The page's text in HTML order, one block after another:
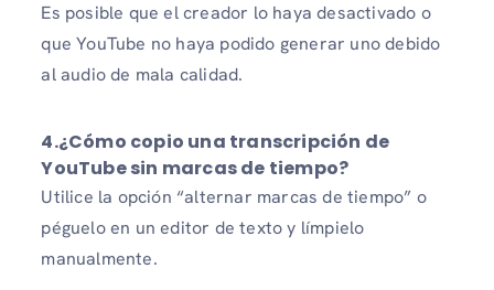
Es posible que el creador lo haya desactivado o
que YouTube no haya podido generar uno debido
al audio de mala calidad.
4.¿Cómo copio una transcripción de
YouTube sin marcas de tiempo?
Utilice la opción “alternar marcas de tiempo” o
péguelo en un editor de texto y límpielo
manualmente.